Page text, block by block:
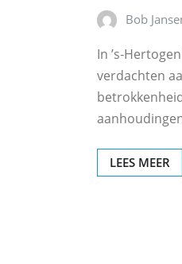
Bob
In
verdachten
LEES MEER